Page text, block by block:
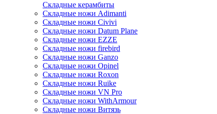
Складные керамбиты
Складные ножи Adimanti
Складные ножи Civivi
Складные ножи Datum Plane
Складные ножи EZZE
Складные ножи firebird
Складные ножи Ganzo
Складные ножи Opinel
Складные ножи Roxon
Складные ножи Ruike
Складные ножи VN Pro
Складные ножи WithArmour
Складные ножи Витязь